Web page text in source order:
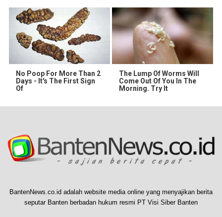
No Poop For More Than 2
Days - It's The First Sign
Of
The Lump Of Worms Will
Come Out Of You In The
Morning. Try It
BantenNews.co.id adalah website media online yang menyajikan berita
seputar Banten berbadan hukum resmi PT Visi Siber Banten